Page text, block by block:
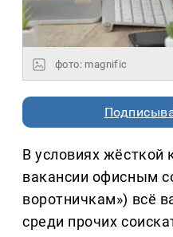
фото: magnific
В условиях жёсткой
вакансии офисным
воротничкам») всё
среди прочих